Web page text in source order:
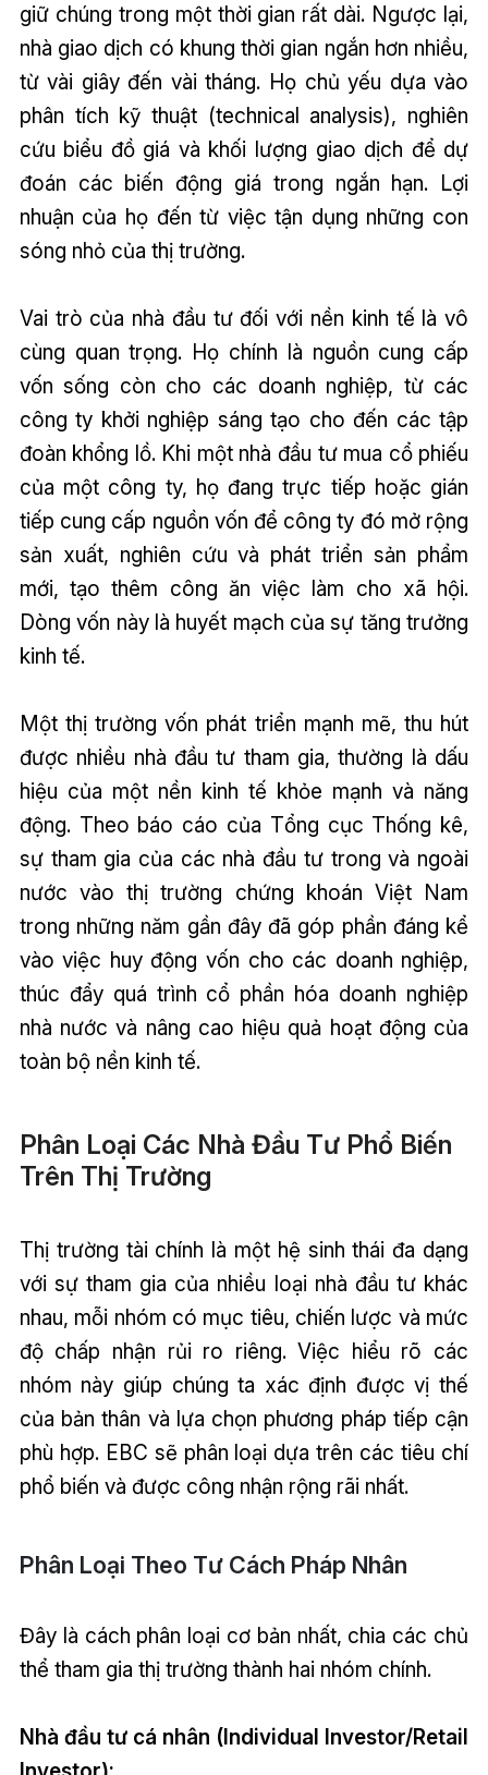
giữ chúng trong một thời gian rất dài. Ngược lại,
nhà giao dịch có khung thời gian ngắn hơn nhiều,
từ vài giây đến vài tháng. Họ chủ yếu dựa vào
phân tích kỹ thuật (technical analysis), nghiên
cứu biểu đồ giá và khối lượng giao dịch để dự
đoán các biến động giá trong ngắn hạn. Lợi
nhuận của họ đến từ việc tận dụng những con
sóng nhỏ của thị trường.
Vai trò của nhà đầu tư đối với nền kinh tế là vô
cùng quan trọng. Họ chính là nguồn cung cấp
vốn sống còn cho các doanh nghiệp, từ các
công ty khởi nghiệp sáng tạo cho đến các tập
đoàn khổng lồ. Khi một nhà đầu tư mua cổ phiếu
của một công ty, họ đang trực tiếp hoặc gián
tiếp cung cấp nguồn vốn để công ty đó mở rộng
sản xuất, nghiên cứu và phát triển sản phẩm
mới, tạo thêm công ăn việc làm cho xã hội.
Dòng vốn này là huyết mạch của sự tăng trưởng
kinh tế.
Một thị trường vốn phát triển mạnh mẽ, thu hút
được nhiều nhà đầu tư tham gia, thường là dấu
hiệu của một nền kinh tế khỏe mạnh và năng
động. Theo báo cáo của Tổng cục Thống kê,
sự tham gia của các nhà đầu tư trong và ngoài
nước vào thị trường chứng khoán Việt Nam
trong những năm gần đây đã góp phần đáng kể
vào việc huy động vốn cho các doanh nghiệp,
thúc đẩy quá trình cổ phần hóa doanh nghiệp
nhà nước và nâng cao hiệu quả hoạt động của
toàn bộ nền kinh tế.
Phân Loại Các Nhà Đầu Tư Phổ Biến
Trên Thị Trường
Thị trường tài chính là một hệ sinh thái đa dạng
với sự tham gia của nhiều loại nhà đầu tư khác
nhau, mỗi nhóm có mục tiêu, chiến lược và mức
độ chấp nhận rủi ro riêng. Việc hiểu rõ các
nhóm này giúp chúng ta xác định được vị thế
của bản thân và lựa chọn phương pháp tiếp cận
phù hợp. EBC sẽ phân loại dựa trên các tiêu chí
phổ biến và được công nhận rộng rãi nhất.
Phân Loại Theo Tư Cách Pháp Nhân
Đây là cách phân loại cơ bản nhất, chia các chủ
thể tham gia thị trường thành hai nhóm chính.
Nhà đầu tư cá nhân (Individual Investor/Retail